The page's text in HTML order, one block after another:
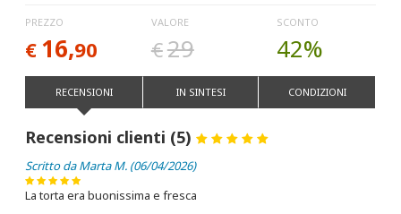
PREZZO
€ 16,90
VALORE
€29
SCONTO
42%
RECENSIONI IN SINTESI CONDIZIONI
Recensioni clienti (5)
Scritto da Marta M. (06/04/2026)
La torta era buonissima e fresca